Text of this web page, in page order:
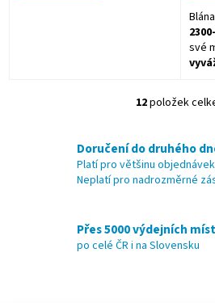
své
od
využití.
O
l
á
d
a
p
r
12položek
Doručení do druhého
Platí pro většinu
Neplatí pro nadrozměrné
Přes 5000 výdejních míst
po celé ČR i na Slovensku